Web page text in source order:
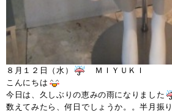
８月１２日（水）
ＭＩＹＵＫＩ
こんにちは
今日は、久しぶりの恵みの雨になりました
数えてみたら、何日でしょうか。。半月振